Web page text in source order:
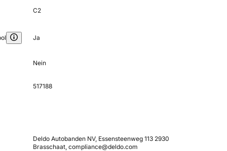
C2
Ja
Nein
517188
Deldo Autobanden NV, Essensteenweg 113 2930
Brasschaat, compliance@deldo.com